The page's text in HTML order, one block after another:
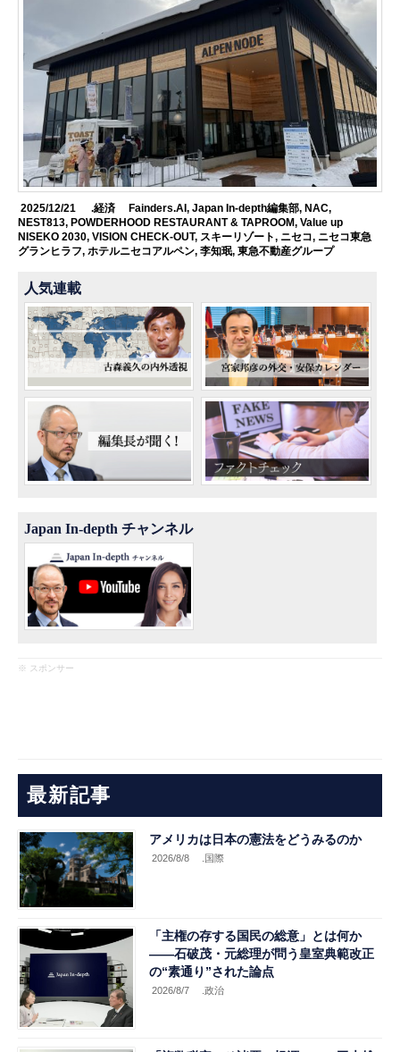
2025/12/21 .経済 Fainders.AI , Japan In-depth編集部, NAC,
NEST813, POWDERHOOD RESTAURANT & TAPROOM,Value up
NISEKO 2030,VISION CHECK-OUT, スキーリゾート, ニセコ, ニセコ東急
グランヒラフ,ホテルニセコアルペン,李知珉,東急不動産グループ
人気連載
Japan In-depth チャンネル
※ スポンサー
最新記事
アメリカは日本の憲法をどうみるのか
2026/8/8 .国際
「主権の存する国民の総意」とは何か
――石破茂・元総理が問う皇室典範改正
の“素通り”された論点
2026/8/7 .政治